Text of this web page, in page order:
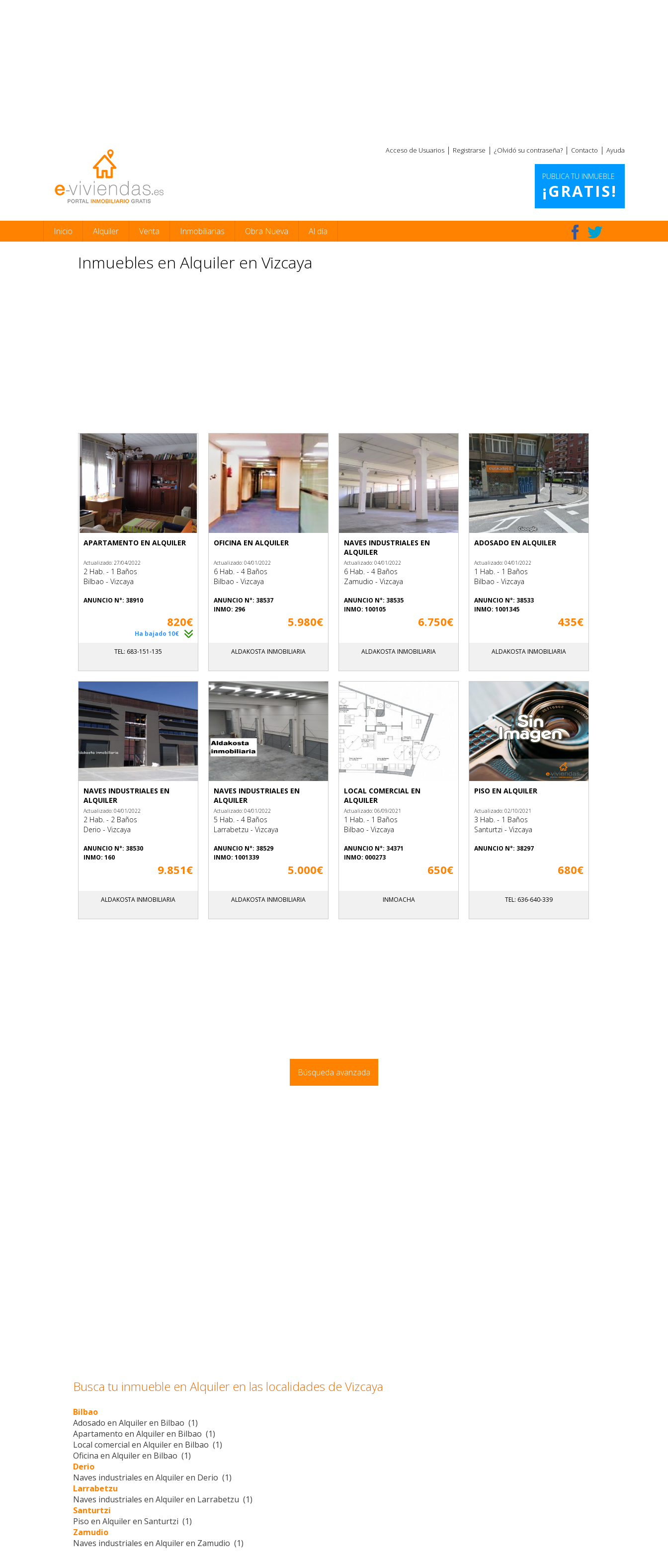
Acceso de Usuarios | Registrarse | ¿Olvidó su contraseña? | Contacto | Ayuda
PUBLICA TU INMUEBLE
¡GRATIS!
Inicio Alquiler Venta Inmobiliarias Obra Nueva Al día
Inmuebles en Alquiler en Vizcaya
APARTAMENTO EN ALQUILER
Actualizado: 27/04/2022
2 Hab. - 1 Baños
Bilbao - Vizcaya
ANUNCIO N°: 38910
820€
Ha bajado 10€
TEL: 683-151-135
OFICINA EN ALQUILER
Actualizado: 04/01/2022
6 Hab. - 4 Baños
Bilbao - Vizcaya
ANUNCIO N°: 38537
INMO: 296
5.980€
ALDAKOSTA INMOBILIARIA
NAVES INDUSTRIALES EN
ALQUILER
Actualizado: 04/01/2022
6 Hab. - 4 Baños
Zamudio - Vizcaya
ANUNCIO N°: 38535
INMO: 100105
6.750€
ALDAKOSTA INMOBILIARIA
ADOSADO EN ALQUILER
Actualizado: 04/01/2022
1 Hab. - 1 Baños
Bilbao - Vizcaya
ANUNCIO N°: 38533
INMO: 1001345
435€
ALDAKOSTA INMOBILIARIA
NAVES INDUSTRIALES EN
ALQUILER
Actualizado: 04/01/2022
2 Hab. - 2 Baños
Derio - Vizcaya
ANUNCIO N°: 38530
INMO: 160
9.851€
ALDAKOSTA INMOBILIARIA
NAVES INDUSTRIALES EN
ALQUILER
Actualizado: 04/01/2022
5 Hab. - 4 Baños
Larrabetzu - Vizcaya
ANUNCIO N°: 38529
INMO: 1001339
5.000€
ALDAKOSTA INMOBILIARIA
LOCAL COMERCIAL EN
ALQUILER
Actualizado: 06/09/2021
1 Hab. - 1 Baños
Bilbao - Vizcaya
ANUNCIO N°: 34371
INMO: 000273
650€
INMOACHA
PISO EN ALQUILER
Actualizado: 02/10/2021
3 Hab. - 1 Baños
Santurtzi - Vizcaya
ANUNCIO N°: 38297
680€
TEL: 636-640-339
Búsqueda avanzada
Busca tu inmueble en Alquiler en las localidades de Vizcaya
Bilbao
Adosado en Alquiler en Bilbao (1)
Apartamento en Alquiler en Bilbao (1)
Local comercial en Alquiler en Bilbao (1)
Oficina en Alquiler en Bilbao (1)
Derio
Naves industriales en Alquiler en Derio (1)
Larrabetzu
Naves industriales en Alquiler en Larrabetzu (1)
Santurtzi
Piso en Alquiler en Santurtzi (1)
Zamudio
Naves industriales en Alquiler en Zamudio (1)